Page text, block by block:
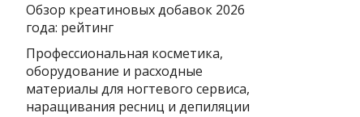
Обзор креатиновых добавок 2026
года: рейтинг
Профессиональная косметика,
оборудование и расходные
материалы для ногтевого сервиса,
наращивания ресниц и депиляции